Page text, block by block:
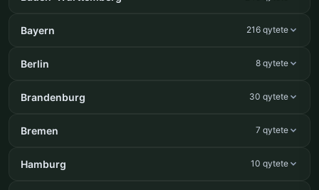
Bayern 216 qytete
Berlin 8 qytete
Brandenburg 30 qytete
Bremen 7 qytete
Hamburg 10 qytete